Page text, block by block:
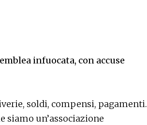
infuocata, con accuse
soldi, compensi, pagamenti.
siamo un’associazione